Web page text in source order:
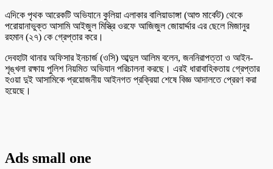
এদিকে পৃথক আরেকটি অভিযানে কুলিয়া এলাকার বালিয়াডাঙ্গা (আশু মার্কেট) থেকে
পরোয়ানাভুক্ত আসামি আইজুল মিস্ত্রি ওরফে আজিজুল জোয়ার্দ্দার এর ছেলে মিজানুর
রহমান (২৭) কে গ্রেপ্তার করে।
দেবহাটা থানার অফিসার ইনচার্জ (ওসি) আব্দুল আলিম বলেন, জননিরাপত্তা ও আইন-
শৃঙ্খলা রক্ষায় পুলিশ নিয়মিত অভিযান পরিচালনা করছে। এরই ধারাবাহিকতায় গ্রেপ্তার
হওয়া দুই আসামিকে প্রয়োজনীয় আইনগত প্রক্রিয়া শেষে বিজ্ঞ আদালতে প্রেরণ করা
হয়েছে।
Ads small one